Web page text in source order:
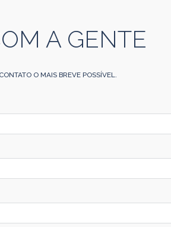
A GENTE
O MAIS BREVE POSSÍVEL.